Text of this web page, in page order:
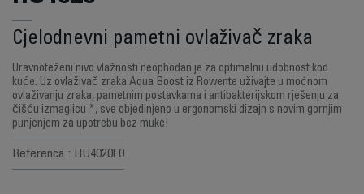
Cjelodnevni pametni ovlaživač zraka
Uravnoteženi nivo vlažnosti neophodan je za optimalnu udobnost kod
kuće. Uz ovlaživač zraka Aqua Boost iz Rowente uživajte u moćnom
ovlaživanju zraka, pametnim postavkama i antibakterijskom rješenju za
čišću izmaglicu *, sve objedinjeno u ergonomski dizajn s novim gornjim
punjenjem za upotrebu bez muke!
Referenca : HU4020F0